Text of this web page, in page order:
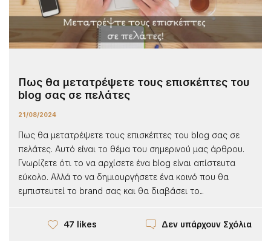
Πως θα μετατρέψετε τους επισκέπτες του
blog σας σε πελάτες
21/08/2024
Πως θα μετατρέψετε τους επισκέπτες του blog σας σε
πελάτες. Αυτό είναι το θέμα του σημερινού μας άρθρου.
Γνωρίζετε ότι το να αρχίσετε ένα blog είναι απίστευτα
εύκολο. Αλλά το να δημιουργήσετε ένα κοινό που θα
εμπιστευτεί το brand σας και θα διαβάσει το...
47 likes Δεν υπάρχουν Σχόλια